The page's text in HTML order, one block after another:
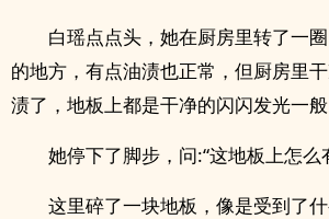
白瑶点点头，她在厨房里转了一
的地方，有点油渍也正常，但厨房里
渍了，地板上都是干净的闪闪发光一般
她停下了脚步，问:“这地板上怎么
这里碎了一块地板，像是受到了